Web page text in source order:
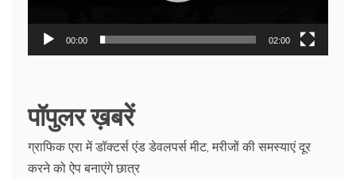
00:00 02:00
पॉपुलर ख़बरें
ग्राफिक एरा में डॉक्टर्स एंड डेवलपर्स मीट, मरीजों की समस्याएं दूर
करने को ऐप बनाएंगे छात्र